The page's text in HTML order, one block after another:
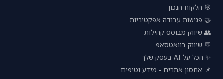
🎯 הלקוח הנכון
🤝 פגישות עבודה אפקטיביות
👥 שיווק מבוסס קהילות
💬 שיווק בוואטסאפ
✨ הכל על AI בעסק שלך
📌 אחסון אתרים - מידע וטיפים